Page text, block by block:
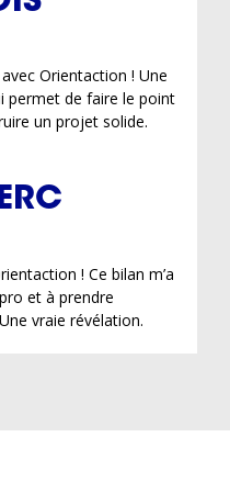
Orientaction ! Une
permet de faire le point
un projet solide.
! Ce bilan m’a
et à prendre
vraie révélation.